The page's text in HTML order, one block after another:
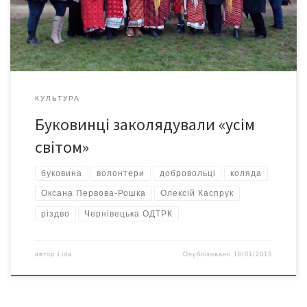
їхніми мовами. Різдвяний проект чернівецької композиторки і
аранжувальниці Оксани Первової-Рошки – близько трьох
десятків різдвяних кліпів – став […]
КУЛЬТУРА
Буковинці заколядували «усім
світом»
буковина волонтери добровольці коляда
Оксана Первова-Рошка Олексій Каспрук
різдво Чернівецька ОДТРК
автор Lida Опубліковано 16/01/2015